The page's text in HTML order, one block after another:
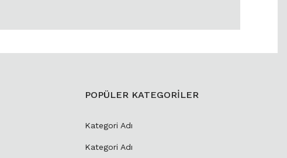
POPÜLER KATEGORİLER
Kategori Adı
Kategori Adı